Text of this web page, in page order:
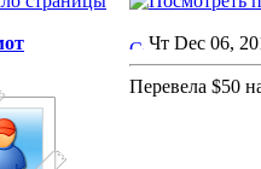
Чт Dec 06,
Перевела $50